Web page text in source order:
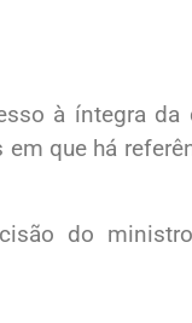
à íntegra
que há
do